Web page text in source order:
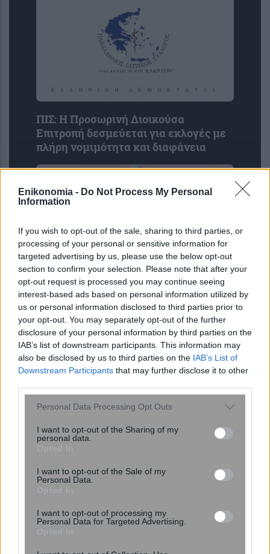
Enikonomia - Do Not Process My Personal
Information
If you wish to opt-out of the sale, sharing to third parties, or
processing of your personal or sensitive information for
targeted advertising by us, please use the below opt-out
section to confirm your selection. Please note that after your
opt-out request is processed you may continue seeing
interest-based ads based on personal information utilized by
us or personal information disclosed to third parties prior to
your opt-out. You may separately opt-out of the further
disclosure of your personal information by third parties on the
IAB’s list of downstream participants. This information may
also be disclosed by us to third parties on the IAB’s List of
Downstream Participants that may further disclose it to other
Please note that this website/app uses one or more Google
not limited to your visit or usage behaviour. You may click to
grant or deny consent to Google and its third-party tags to
consent section.
Personal Data Processing Opt Outs
I want to opt-out of the Sharing of my
personal data.
I want to opt-out of the Sale of my
Personal Data.
I want to opt-out of processing my
Personal Data for Targeted Advertising.
ΠΙΣ: Η Προσωρινή Διοικούσα
Επιτροπή δεσμεύεται για εκλογές με
πλήρη νομιμότητα και διαφάνεια
«Μου έδιναν 2,5 χρόνια ζωής»: Η
ιστορία της γυναίκας που νίκησε τα
προγνωστικά και έδωσε φωνή στους
ασθενείς
Ψεύτικες ενημερώσεις Adobe και
λογισμικό απομακρυσμένης